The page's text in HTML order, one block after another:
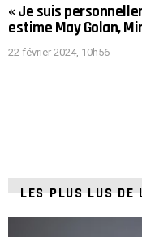
« Je suis
estime May Golan,
22 février 2024, 10h56
LES PLUS LUS DE